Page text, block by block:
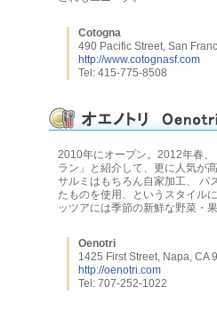
Cotogna
490 Pacific Street, San
http://www.cotognasf.com
Tel: 415-775-8508
2010年にオープン。2012年春
ラン」と紹介して、更に人気が
サルミはもちろん自家加工、 パ
たものを使用、というスタイル
ッツアには季節の新鮮な野菜・
Oenotri
1425 First Street, Napa, CA
http://oenotri.com
Tel: 707-252-1022